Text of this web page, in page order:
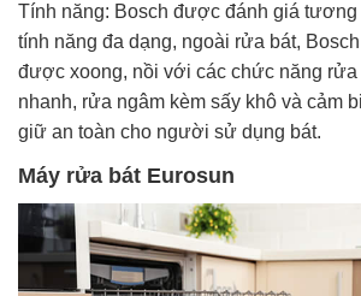
Tính năng: Bosch được đánh giá tương
tính năng đa dạng, ngoài rửa bát,
được xoong, nồi với các chức năng
nhanh, rửa ngâm kèm sấy khô và cảm
giữ an toàn cho người sử dụng bát.
Máy rửa bát Eurosun